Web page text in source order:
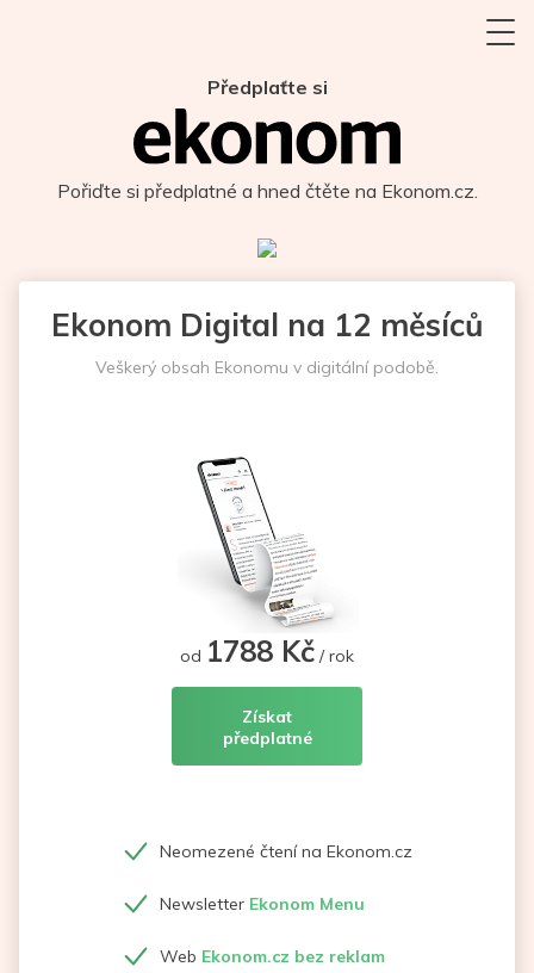
Předplaťte si
Pořiďte si předplatné a hned čtěte na Ekonom.cz.
Ekonom Digital na 12 měsíců
Veškerý obsah Ekonomu v digitální podobě.
od 1788 Kč / rok
Získat
předplatné
Neomezené čtení na Ekonom.cz
Newsletter Ekonom Menu
Web Ekonom.cz bez reklam